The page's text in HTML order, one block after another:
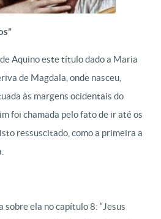
Aquino este título dado a Maria
de Magdala, onde nasceu,
às margens ocidentais do
foi chamada pelo fato de ir até os
ressuscitado, como a primeira a
ela no capítulo 8: “Jesus